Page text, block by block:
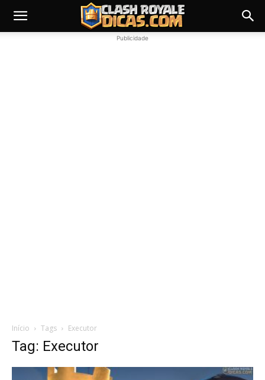
Publicidade
Início Tags Executor
Tag: Executor